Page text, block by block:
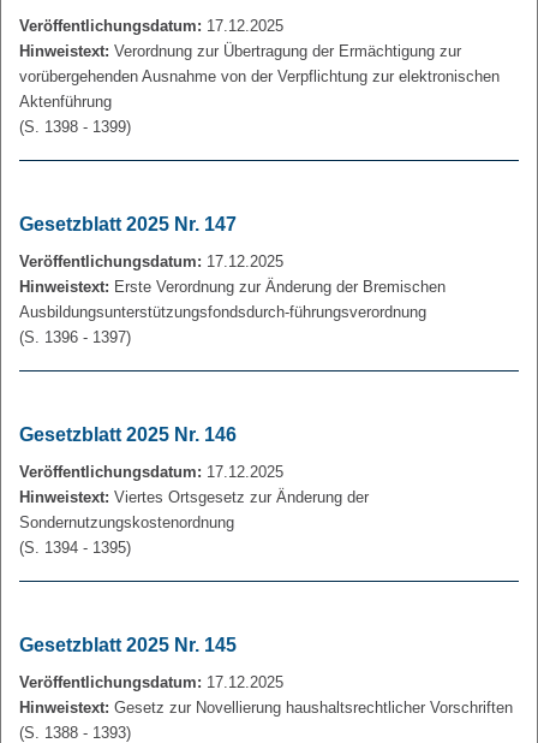
Veröffentlichungsdatum: 17.12.2025
Hinweistext: Verordnung zur Übertragung der Ermächtigung zur
vorübergehenden Ausnahme von der Verpflichtung zur elektronischen
Aktenführung
(S. 1398 - 1399)
Gesetzblatt 2025 Nr. 147
Veröffentlichungsdatum: 17.12.2025
Hinweistext: Erste Verordnung zur Änderung der Bremischen
Ausbildungsunterstützungsfondsdurch-führungsverordnung
(S. 1396 - 1397)
Gesetzblatt 2025 Nr. 146
Veröffentlichungsdatum: 17.12.2025
Hinweistext: Viertes Ortsgesetz zur Änderung der
Sondernutzungskostenordnung
(S. 1394 - 1395)
Gesetzblatt 2025 Nr. 145
Veröffentlichungsdatum: 17.12.2025
Hinweistext: Gesetz zur Novellierung haushaltsrechtlicher Vorschriften
(S. 1388 - 1393)